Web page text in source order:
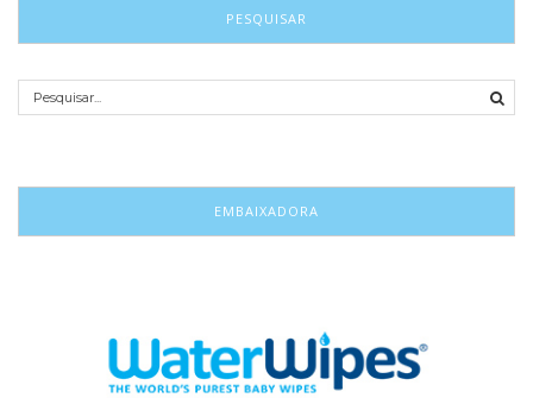
PESQUISAR
EMBAIXADORA